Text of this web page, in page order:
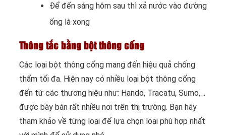
Để đến sáng hôm sau thì xả nước vào đường
ống là xong
Thông tắc bằng bột thông cống
Các loại bột thông cống mang đến hiệu quả chống
thấm tối đa. Hiện nay có nhiều loại bột thông cống
đến từ các thương hiệu như: Hando, Tracatu, Sumo,…
được bày bán rất nhiều nơi trên thị trường. Bạn hãy
tham khảo về từng loại để lựa chọn loại phù hợp nhất